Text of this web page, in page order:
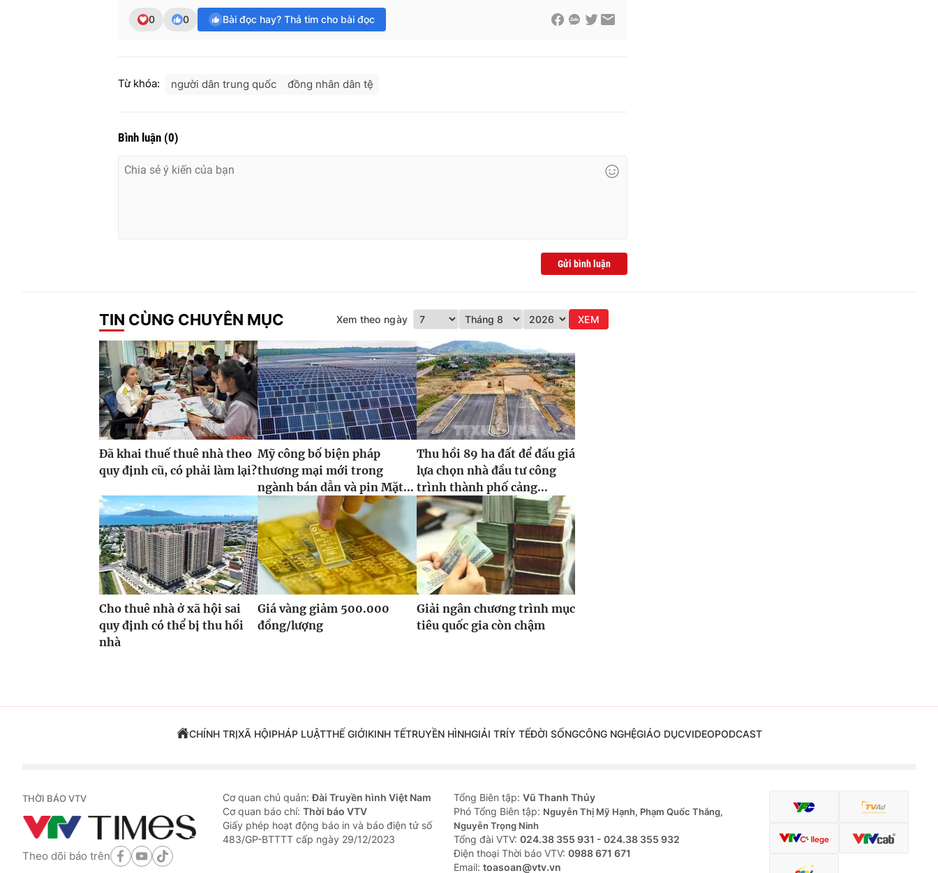
0 0 Bài đọc hay? Thả tim cho bài đọc
Từ khóa: người dân trung quốc đồng nhân dân tệ
Bình luận (0)
Gửi bình luận
TIN CÙNG CHUYÊN MỤC Xem theo ngày XEM
Đã khai thuế thuê nhà theo
quy định cũ, có phải làm lại?
Mỹ công bố biện pháp
thương mại mới trong
ngành bán dẫn và pin Mặt...
Thu hồi 89 ha đất để đấu giá
lựa chọn nhà đầu tư công
trình thành phố cảng...
Cho thuê nhà ở xã hội sai
quy định có thể bị thu hồi
nhà
Giá vàng giảm 500.000
đồng/lượng
Giải ngân chương trình mục
tiêu quốc gia còn chậm
CHÍNH TRỊXÃ HỘIPHÁP LUẬTTHẾ GIỚIKINH TẾTRUYỀN HÌNHGIẢI TRÍY TẾĐỜI SỐNGCÔNG NGHỆGIÁO DỤCVIDEOPODCAST
THỜI BÁO VTV
Theo dõi báo trên
Cơ quan chủ quản:Đài Truyền hình Việt Nam
Cơ quan báo chí: Thời báo VTV
Giấy phép hoạt động báo in và báo điện tử số
483/GP-BTTTT cấp ngày 29/12/2023
Tổng Biên tập: Vũ Thanh Thủy
Phó Tổng Biên tập: Nguyễn Thị Mỹ Hạnh, Phạm Quốc Thắng,
Nguyễn Trọng Ninh
Tổng đài VTV: 024.38 355 931 - 024.38 355 932
Ðiện thoại Thời báo VTV: 0988 671 671
Email: toasoan@vtv.vn